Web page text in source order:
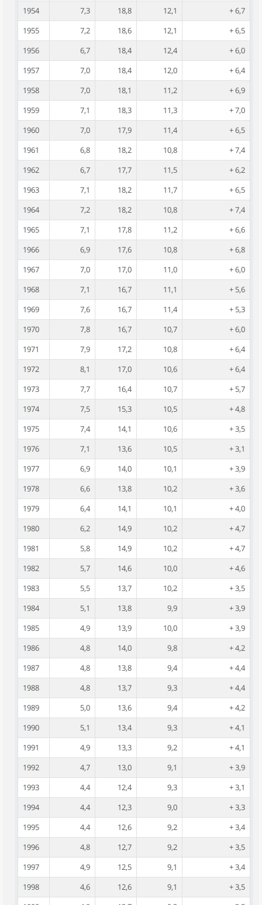
1954
7,3 18,8 12,1
+ 6,7
1955
7,2 18,6 12,1
+ 6,5
1956
6,7 18,4 12,4
+ 6,0
1957
7,0 18,4 12,0
+ 6,4
1958
7,0 18,1 11,2
+ 6,9
1959
7,1 18,3 11,3
+ 7,0
1960
7,0 17,9 11,4
+ 6,5
1961
6,8 18,2 10,8
+ 7,4
1962
6,7 17,7 11,5
+ 6,2
1963
7,1 18,2 11,7
+ 6,5
1964
7,2 18,2 10,8
+ 7,4
1965
7,1 17,8 11,2
+ 6,6
1966
6,9 17,6 10,8
+ 6,8
1967
7,0 17,0 11,0
+ 6,0
1968
7,1 16,7 11,1
+ 5,6
1969
7,6 16,7 11,4
+ 5,3
1970
7,8 16,7 10,7
+ 6,0
1971
7,9 17,2 10,8
+ 6,4
1972
8,1 17,0 10,6
+ 6,4
1973
7,7 16,4 10,7
+ 5,7
1974
7,5 15,3 10,5
+ 4,8
1975
7,4 14,1 10,6
+ 3,5
1976
7,1 13,6 10,5
+ 3,1
1977
6,9 14,0 10,1
+ 3,9
1978
6,6 13,8 10,2
+ 3,6
1979
6,4 14,1 10,1
+ 4,0
1980
6,2 14,9 10,2
+ 4,7
1981
5,8 14,9 10,2
+ 4,7
1982
5,7 14,6 10,0
+ 4,6
1983
5,5 13,7 10,2
+ 3,5
1984
5,1 13,8 9,9
+ 3,9
1985
4,9 13,9 10,0
+ 3,9
1986
4,8 14,0 9,8
+ 4,2
1987
4,8 13,8 9,4
+ 4,4
1988
4,8 13,7 9,3
+ 4,4
1989
5,0 13,6 9,4
+ 4,2
1990
5,1 13,4 9,3
+ 4,1
1991
4,9 13,3 9,2
+ 4,1
1992
4,7 13,0 9,1
+ 3,9
1993
4,4 12,4 9,3
+ 3,1
1994
4,4 12,3 9,0
+ 3,3
1995
4,4 12,6 9,2
+ 3,4
1996
4,8 12,7 9,2
+ 3,5
1997
4,9 12,5 9,1
+ 3,4
1998
4,6 12,6 9,1
+ 3,5